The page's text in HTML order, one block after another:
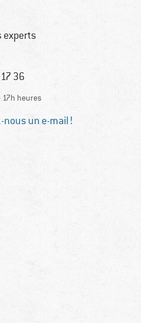
experts
36
17h heures
nous un e-mail !